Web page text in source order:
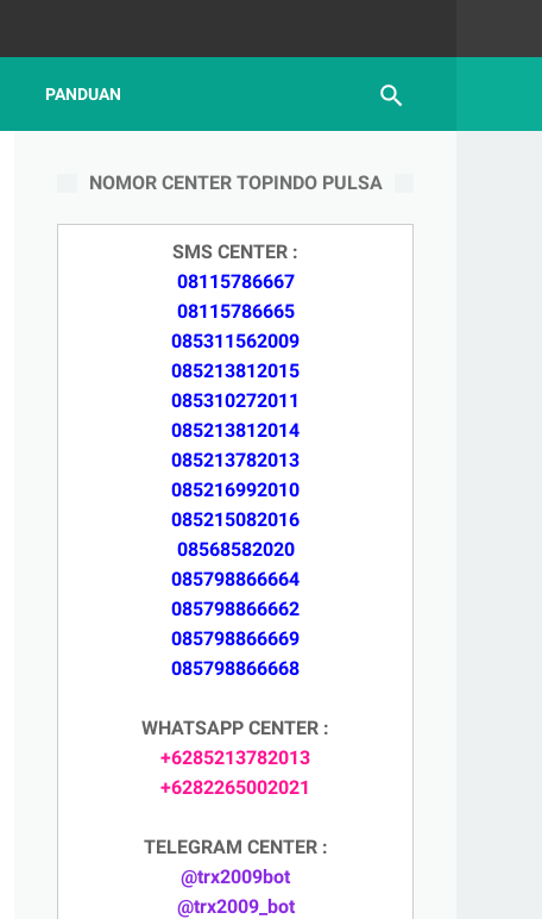
PANDUAN
NOMOR CENTER TOPINDO PULSA
SMS CENTER :
08115786667
08115786665
085311562009
085213812015
085310272011
085213812014
085213782013
085216992010
085215082016
08568582020
085798866664
085798866662
085798866669
085798866668
WHATSAPP CENTER :
+6285213782013
+6282265002021
TELEGRAM CENTER :
@trx2009bot
@trx2009_bot